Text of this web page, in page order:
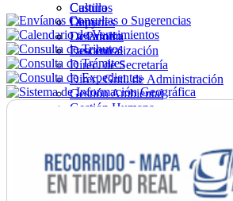
Cultura
Deportes
Desarrollo
Descentralización
Direc. de Secretaría
Direc. Gral. de Administración
Gestión Ambiental
Gestión Humana
Ordenamiento
Promoción Social
Salud
Secretaría General
Castillos
Chuy
La Paloma
Lascano